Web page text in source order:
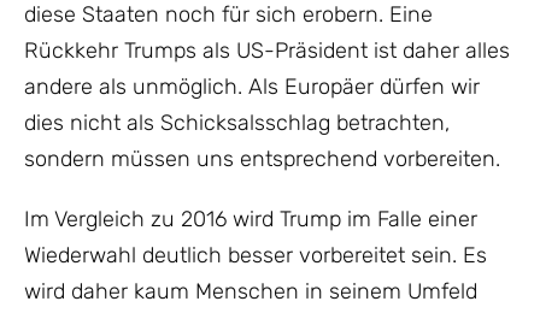
diese Staaten noch für sich erobern. Eine
Rückkehr Trumps als US-Präsident ist daher alles
andere als unmöglich. Als Europäer dürfen wir
dies nicht als Schicksalsschlag betrachten,
sondern müssen uns entsprechend vorbereiten.
Im Vergleich zu 2016 wird Trump im Falle einer
Wiederwahl deutlich besser vorbereitet sein. Es
wird daher kaum Menschen in seinem Umfeld